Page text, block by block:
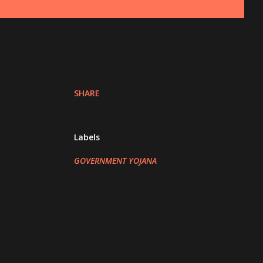
SHARE
Labels
GOVERNMENT YOJANA